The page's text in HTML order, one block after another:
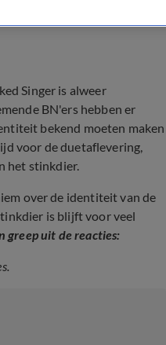
Singer is alweer
BN'ers hebben er
bekend moeten maken
voor de duetaflevering,
het stinkdier.
over de identiteit van de
is blijft voor veel
greep uit de reacties: